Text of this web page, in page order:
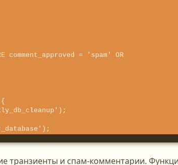
транзиенты и спам-комментарии.